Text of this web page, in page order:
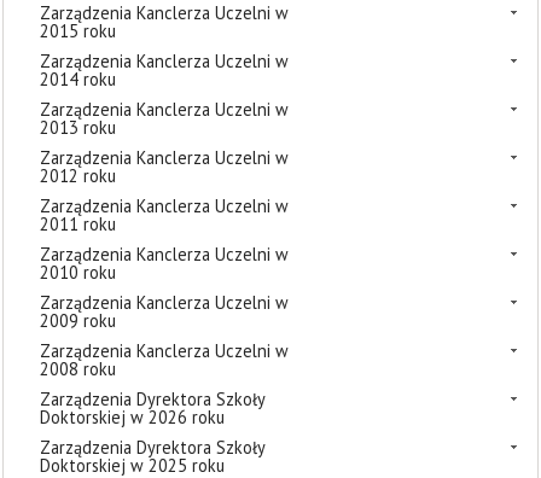
Zarządzenia Kanclerza Uczelni w
2015 roku
Zarządzenia Kanclerza Uczelni w
2014 roku
Zarządzenia Kanclerza Uczelni w
2013 roku
Zarządzenia Kanclerza Uczelni w
2012 roku
Zarządzenia Kanclerza Uczelni w
2011 roku
Zarządzenia Kanclerza Uczelni w
2010 roku
Zarządzenia Kanclerza Uczelni w
2009 roku
Zarządzenia Kanclerza Uczelni w
2008 roku
Zarządzenia Dyrektora Szkoły
Doktorskiej w 2026 roku
Zarządzenia Dyrektora Szkoły
Doktorskiej w 2025 roku